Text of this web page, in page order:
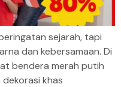
sejarah, tapi
dan kebersamaan. Di
bendera merah putih
khas